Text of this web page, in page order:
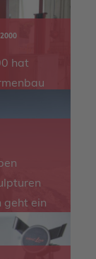
hat
geht ein